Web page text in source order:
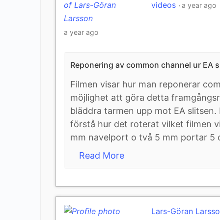
videos a year ago
a year ago
Reponering av common channel ur EA
Filmen visar hur man reponerar
möjlighet att göra detta
bläddra tarmen upp mot EA
förstå hur det roterat vilket filmen
mm navelport o två 5 mm portar 5
Read More
Lars-Göran